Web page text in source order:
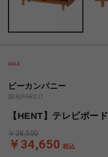
ビーカンパニー
調布PARCO
【HENT】テレビボード
￥34,650 税込
￥38,500